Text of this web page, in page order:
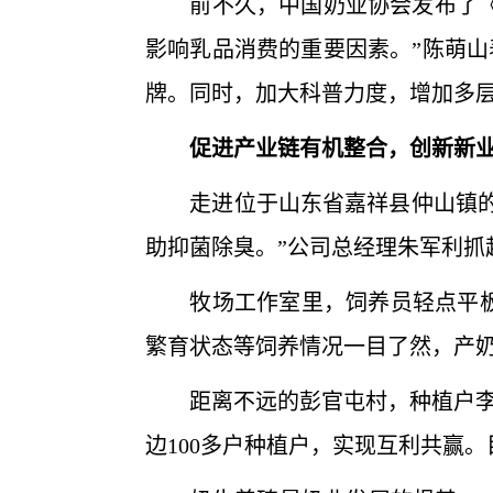
前不久，中国奶业协会发布了《
影响乳品消费的重要因素。”陈萌
牌。同时，加大科普力度，增加多
促进产业链有机整合，创新新
走进位于山东省嘉祥县仲山镇的
助抑菌除臭。”公司总经理朱军利
牧场工作室里，饲养员轻点平板
繁育状态等饲养情况一目了然，产
距离不远的彭官屯村，种植户李
边100多户种植户，实现互利共赢